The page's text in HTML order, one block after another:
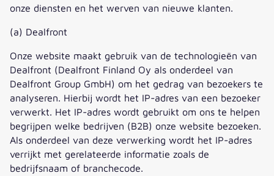
onze diensten en het werven van nieuwe klanten.
(a) Dealfront
Onze website maakt gebruik van de technologieën van
Dealfront (Dealfront Finland Oy als onderdeel van
Dealfront Group GmbH) om het gedrag van bezoekers te
analyseren. Hierbij wordt het IP-adres van een bezoeker
verwerkt. Het IP-adres wordt gebruikt om ons te helpen
begrijpen welke bedrijven (B2B) onze website bezoeken.
Als onderdeel van deze verwerking wordt het IP-adres
verrijkt met gerelateerde informatie zoals de
bedrijfsnaam of branchecode.